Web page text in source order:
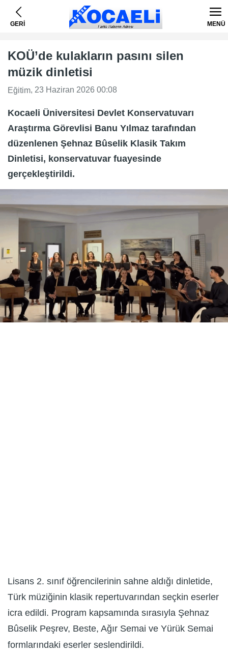
GERİ MENÜ
KOÜ’de kulakların pasını silen
müzik dinletisi
Eğitim, 23 Haziran 2026 00:08
Kocaeli Üniversitesi Devlet Konservatuvarı
Araştırma Görevlisi Banu Yılmaz tarafından
düzenlenen Şehnaz Bûselik Klasik Takım
Dinletisi, konservatuvar fuayesinde
gerçekleştirildi.
Lisans 2. sınıf öğrencilerinin sahne aldığı dinletide,
Türk müziğinin klasik repertuvarından seçkin eserler
icra edildi. Program kapsamında sırasıyla Şehnaz
Bûselik Peşrev, Beste, Ağır Semai ve Yürük Semai
formlarındaki eserler seslendirildi.